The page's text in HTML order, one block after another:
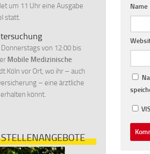
Name
um 11 Uhr eine Ausgabe
statt.
von 12:00 bis
Mobile Medizinische
Köln vor Ort, wo ihr – auch
– eine ärztliche
könnt.